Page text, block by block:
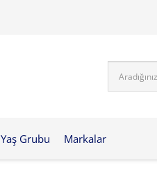
Yaş Grubu Markalar